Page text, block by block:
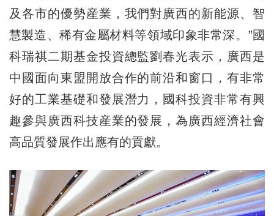
及各市的優勢産業，我們對廣西的新能源、智
慧製造、稀有金屬材料等領域印象非常深。”國
科瑞祺二期基金投資總監劉春光表示，廣西是
中國面向東盟開放合作的前沿和窗口，有非常
好的工業基礎和發展潛力，國科投資非常有興
趣參與廣西科技産業的發展，為廣西經濟社會
高品質發展作出應有的貢獻。